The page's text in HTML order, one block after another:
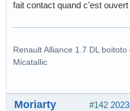
fait contact quand c'est ouvert
Renault Alliance 1.7 DL
Micatallic
#142
Moriarty